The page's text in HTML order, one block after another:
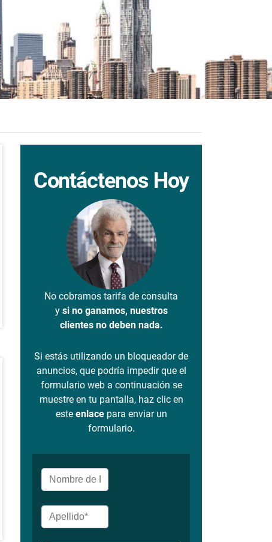
Contáctenos Hoy
No cobramos tarifa de consulta
y si no ganamos, nuestros
clientes no deben nada.
Si estás utilizando un bloqueador de
anuncios, que podría impedir que el
formulario web a continuación se
muestre en tu pantalla, haz clic en
este enlacepara enviar un
formulario.